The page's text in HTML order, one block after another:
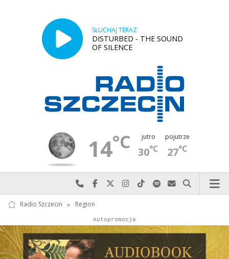
SŁUCHAJ TERAZ
DISTURBED - THE SOUND
OF SILENCE
14°C jutro
30°C
pojutrze
27°C
Najlepiej po prostu do nas zadzwoń
Odwiedź nas na Facebook-u
Odwiedź nas na X
Odwiedź nas na Instagram-ie
Odwiedź nas na TikTok-u
Szukaj nas na Spotify
Wyślij do nas
Szukaj
Radio Szczecin » Region
Reklama
Autopromocja